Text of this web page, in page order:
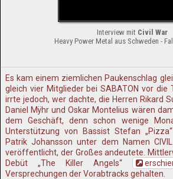
Interview mit Civil War
Heavy Power Metal aus Schweden -
Es kam einem ziemlichen Paukenschlag
gleich vier Mitglieder bei SABATON vor die
irrte jedoch, wer dachte, die Herren Rikard
Daniel Mÿhr und Oskar Montelius wären
dem Geschäft, denn schon wenige
Unterstützung von Bassist Stefan
Patrik Johansson unter dem Namen
veröffentlicht, der Großes andeutete.
Debüt „The Killer Angels“
Versprechungen der Vorabtracks gehalten.